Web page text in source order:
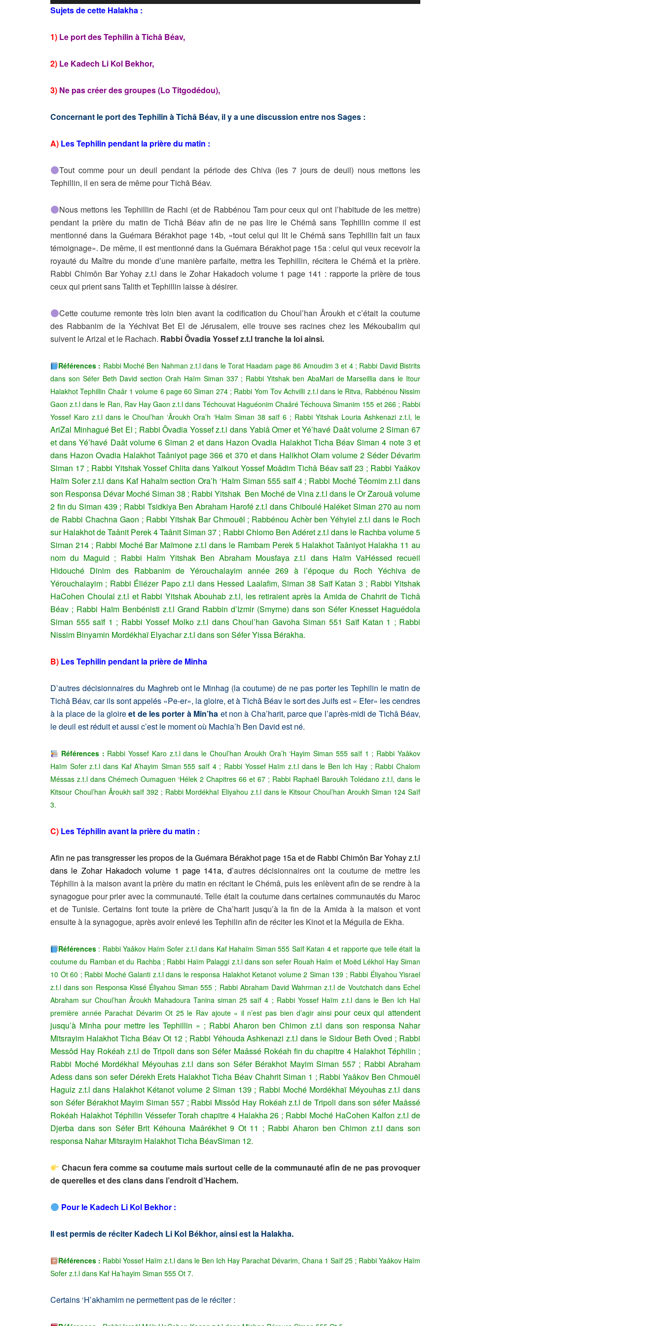
audio
les
Sujets de cette Halakha :
1) Le port des Tephilin à Tichâ Béav,
2) Le Kadech Li Kol Bekhor,
3) Ne pas créer des groupes (Lo Titgodédou),
Concernant le port des Tephilin à Tichâ Béav, il y a une discussion entre nos Sages :
A) Les Tephilin pendant la prière du matin :
Tout comme pour un deuil pendant la période des Chiva (les 7 jours de deuil) nous mettons les
Tephillin, il en sera de même pour Tichâ Béav.
Nous mettons les Tephillin de Rachi (et de Rabbénou Tam pour ceux qui ont l’habitude de les mettre)
pendant la prière du matin de Tichâ Béav afin de ne pas lire le Chémâ sans Tephillin comme il est
mentionné dans la Guémara Bérakhot page 14b, «tout celui qui lit le Chémâ sans Tephillin fait un faux
témoignage». De même, il est mentionné dans la Guémara Bérakhot page 15a : celui qui veux recevoir la
royauté du Maître du monde d’une manière parfaite, mettra les Tephillin, récitera le Chémâ et la prière.
Rabbi Chimôn Bar Yohay z.t.l dans le Zohar Hakadoch volume 1 page 141 : rapporte la prière de tous
ceux qui prient sans Talith et Tephillin laisse à désirer.
Cette coutume remonte très loin bien avant la codification du Choul’han Âroukh et c’était la coutume
des Rabbanim de la Yéchivat Bet El de Jérusalem, elle trouve ses racines chez les Mékoubalim qui
suivent le Arizal et le Rachach. Rabbi Ôvadia Yossef z.t.l tranche la loi ainsi.
Références : Rabbi Moché Ben Nahman z.t.l dans le Torat Haadam page 86 Amoudim 3 et 4 ; Rabbi David Bistrits
dans son Séfer Beth David section Orah Haïm Siman 337 ; Rabbi Yitshak ben AbaMari de Marseillia dans le Itour
Halakhot Tephillin Chaâr 1 volume 6 page 60 Siman 274 ; Rabbi Yom Tov Achvilli z.t.l dans le Ritva, Rabbénou Nissim
Gaon z.t.l dans le Ran, Rav Hay Gaon z.t.l dans Téchouvat Haguéonim Chaâré Téchouva Simanim 155 et 266 ; Rabbi
Yossef Karo z.t.l dans le Choul’han ‘Âroukh Ora’h ‘Haïm Siman 38 saïf 6 ; Rabbi Yitshak Louria Ashkenazi z.t.l, le
AriZal Minhagué Bet El ; Rabbi Ôvadia Yossef z.t.l dans Yabiâ Omer et Yé’havé Daât volume 2 Siman 67
et dans Yé’havé Daât volume 6 Siman 2 et dans Hazon Ovadia Halakhot Ticha Béav Siman 4 note 3 et
dans Hazon Ovadia Halakhot Taâniyot page 366 et 370 et dans Halikhot Olam volume 2 Séder Dévarim
Siman 17 ; Rabbi Yitshak Yossef Chlita dans Yalkout Yossef Moâdim Tichâ Béav saïf 23 ; Rabbi Yaâkov
Haïm Sofer z.t.l dans Kaf Hahaïm section Ora’h ‘Haïm Siman 555 saïf 4 ; Rabbi Moché Téomim z.t.l dans
son Responsa Dévar Moché Siman 38 ; Rabbi Yitshak Ben Moché de Vina z.t.l dans le Or Zarouâ volume
2 fin du Siman 439 ; Rabbi Tsidkiya Ben Abraham Harofé z.t.l dans Chiboulé Haléket Siman 270 au nom
de Rabbi Chachna Gaon ; Rabbi Yitshak Bar Chmouël ; Rabbénou Achèr ben Yéhyiel z.t.l dans le Roch
sur Halakhot de Taânit Perek 4 Taânit Siman 37 ; Rabbi Chlomo Ben Adéret z.t.l dans le Rachba volume 5
Siman 214 ; Rabbi Moché Bar Maïmone z.t.l dans le Rambam Perek 5 Halakhot Taâniyot Halakha 11 au
nom du Maguid ; Rabbi Haïm Yitshak Ben Abraham Mousfaya z.t.l dans Haïm VaHéssed recueil
Hidouché Dinim des Rabbanim de Yérouchalayim année 269 à l’époque du Roch Yéchiva de
Yérouchalayim ; Rabbi Éliézer Papo z.t.l dans Hessed Laalafim, Siman 38 Saïf Katan 3 ; Rabbi Yitshak
HaCohen Choulal z.t.l et Rabbi Yitshak Abouhab z.t.l, les retiraient après la Amida de Chahrit de Tichâ
Béav ; Rabbi Haïm Benbénisti z.t.l Grand Rabbin d’Izmir (Smyrne) dans son Séfer Knesset Haguédola
Siman 555 saïf 1 ; Rabbi Yossef Molko z.t.l dans Choul’han Gavoha Siman 551 Saïf Katan 1 ; Rabbi
Nissim Binyamin Mordékhaï Elyachar z.t.l dans son Séfer Yissa Bérakha.
B) Les Tephilin pendant la prière de Minha
D’autres décisionnaires du Maghreb ont le Minhag (la coutume) de ne pas porter les Tephilin le matin de
Tichâ Béav, car ils sont appelés «Pe-er», la gloire, et à Tichâ Béav le sort des Juifs est « Efer» les cendres
à la place de la gloireet de les porter à Min’ha et non à Cha’harit, parce que l’après-midi de Tichâ Béav,
le deuil est réduit et aussi c’est le moment où Machia’h Ben David est né.
Références : Rabbi Yossef Karo z.t.l dans le Choul’han Aroukh Ora’h ‘Hayim Siman 555 saïf 1 ; Rabbi Yaâkov
Haïm Sofer z.t.l dans Kaf A’hayim Siman 555 saïf 4 ; Rabbi Yossef Haïm z.t.l dans le Ben Ich Hay ; Rabbi Chalom
Méssas z.t.l dans Chémech Oumaguen ‘Hélek 2 Chapitres 66 et 67 ; Rabbi Raphaël Baroukh Tolédano z.t.l, dans le
Kitsour Choul’han Âroukh saïf 392 ; Rabbi Mordékhaï Eliyahou z.t.l dans le Kitsour Choul’han Aroukh Siman 124 Saïf
3.
C) Les Téphilin avant la prière du matin :
Afin ne pas transgresser les propos de la Guémara Bérakhot page 15a et de Rabbi Chimôn Bar Yohay z.t.l
dans le Zohar Hakadoch volume 1 page 141a, d’autres décisionnaires ont la coutume de mettre les
Téphilin à la maison avant la prière du matin en récitant le Chémâ, puis les enlèvent afin de se rendre à la
synagogue pour prier avec la communauté. Telle était la coutume dans certaines communautés du Maroc
et de Tunisie. Certains font toute la prière de Cha’harit jusqu’à la fin de la Amida à la maison et vont
ensuite à la synagogue, après avoir enlevé les Tephilin afin de réciter les Kinot et la Méguila de Ekha.
Références: Rabbi Yaâkov Haïm Sofer z.t.l dans Kaf Hahaïm Siman 555 Saïf Katan 4 et rapporte que telle était la
coutume du Ramban et du Rachba ; Rabbi Haïm Palaggi z.t.l dans son sefer Rouah Haïm et Moëd Lékhol Hay Siman
10 Ot 60 ; Rabbi Moché Galanti z.t.l dans le responsa Halakhot Ketanot volume 2 Siman 139 ; Rabbi Éliyahou Yisrael
z.t.l dans son Responsa Kissé Éliyahou Siman 555 ; Rabbi Abraham David Wahrman z.t.l de Voutchatch dans Echel
Abraham sur Choul’han Âroukh Mahadoura Tanina siman 25 saïf 4 ; Rabbi Yossef Haïm z.t.l dans le Ben Ich Haï
première année Parachat Dévarim Ot 25 le Rav ajoute « il n’est pas bien d’agir ainsipour ceux qui attendent
jusqu’à Minha pour mettre les Tephillin » ; Rabbi Aharon ben Chimon z.t.l dans son responsa Nahar
Mitsrayim Halakhot Ticha Béav Ot 12 ; Rabbi Yéhouda Ashkenazi z.t.l dans le Sidour Beth Oved ; Rabbi
Messôd Hay Rokéah z.t.l de Tripoli dans son Séfer Maâssé Rokéah fin du chapitre 4 Halakhot Téphilin ;
Rabbi Moché Mordékhaï Méyouhas z.t.l dans son Séfer Bérakhot Mayim Siman 557 ; Rabbi Abraham
Adess dans son sefer Dérekh Erets Halakhot Ticha Béav Chahrit Siman 1 ; Rabbi Yaâkov Ben Chmouël
Haguiz z.t.l dans Halakhot Kétanot volume 2 Siman 139 ; Rabbi Moché Mordékhaï Méyouhas z.t.l dans
son Séfer Bérakhot Mayim Siman 557 ; Rabbi Missôd Hay Rokéah z.t.l de Tripoli dans son séfer Maâssé
Rokéah Halakhot Téphilin Véssefer Torah chapitre 4 Halakha 26 ; Rabbi Moché HaCohen Kalfon z.t.l de
Djerba dans son Séfer Brit Kéhouna Maârékhet 9 Ot 11 ; Rabbi Aharon ben Chimon z.t.l dans son
responsa Nahar Mitsrayim Halakhot Ticha BéavSiman 12.
Chacun fera comme sa coutume mais surtout celle de la communauté afin de ne pas provoquer
de querelles et des clans dans l’endroit d’Hachem.
Pour le Kadech Li Kol Bekhor :
Il est permis de réciter Kadech Li Kol Békhor, ainsi est la Halakha.
Références: Rabbi Yossef Haïm z.t.l dans le Ben Ich Hay Parachat Dévarim, Chana 1 Saïf 25 ; Rabbi Yaâkov Haïm
Sofer z.t.l dans Kaf Ha’hayim Siman 555 Ot 7.
Certains ‘H’akhamim ne permettent pas de le réciter :